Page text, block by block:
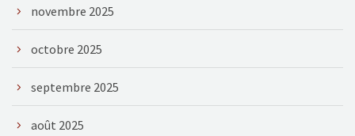
novembre 2025
octobre 2025
septembre 2025
août 2025